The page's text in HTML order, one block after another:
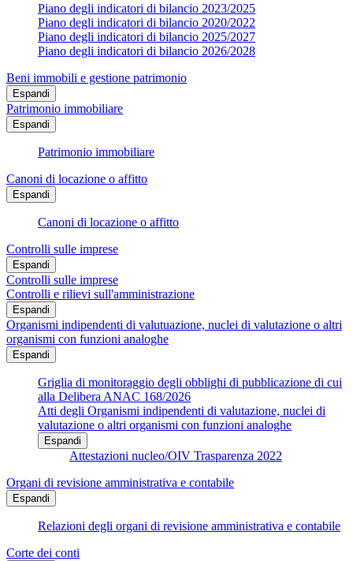
Piano degli indicatori di bilancio 2023/2025
Piano degli indicatori di bilancio 2020/2022
Piano degli indicatori di bilancio 2025/2027
Piano degli indicatori di bilancio 2026/2028
Beni immobili e gestione patrimonio
Espandi
Patrimonio immobiliare
Espandi
Patrimonio immobiliare
Canoni di locazione o affitto
Espandi
Canoni di locazione o affitto
Controlli sulle imprese
Espandi
Controlli sulle imprese
Controlli e rilievi sull'amministrazione
Espandi
Organismi indipendenti di valutuazione, nuclei di valutazione o altri
organismi con funzioni analoghe
Espandi
Griglia di monitoraggio degli obblighi di pubblicazione di cui
alla Delibera ANAC 168/2026
Atti degli Organismi indipendenti di valutazione, nuclei di
valutazione o altri organismi con funzioni analoghe
Espandi
Attestazioni nucleo/OIV Trasparenza 2022
Organi di revisione amministrativa e contabile
Espandi
Relazioni degli organi di revisione amministrativa e contabile
Corte dei conti